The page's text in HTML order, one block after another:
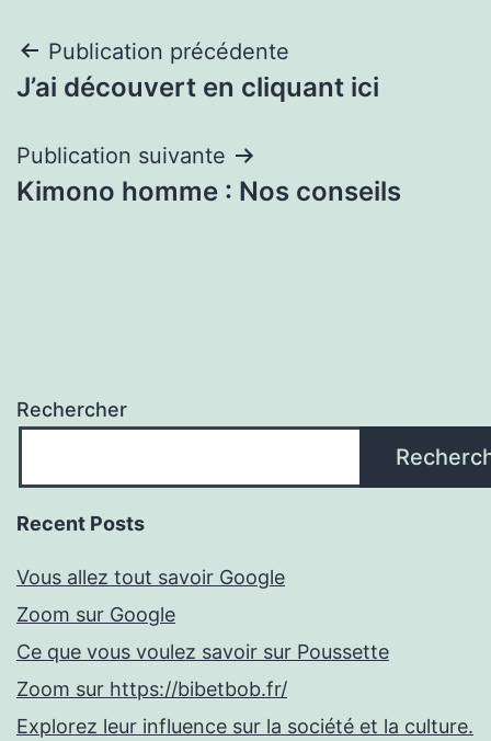
Navigation
de
l’article
Publication précédente
J’ai découvert en cliquant ici
Publication suivante
Kimono homme : Nos conseils
Rechercher
Recent Posts
Vous allez tout savoir Google
Zoom sur Google
Ce que vous voulez savoir sur Poussette
Zoom sur https://bibetbob.fr/
Explorez leur influence sur la société et la culture.